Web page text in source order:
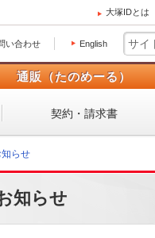
大塚IDとは
い合わせ English
通販（たのめーる）
契約・請求書
らせ
知らせ